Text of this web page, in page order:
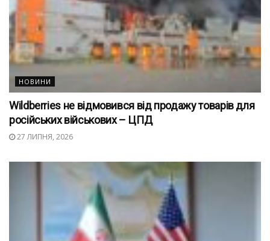
НОВИНИ
Wildberries не відмовився від продажу товарів для
російських військових – ЦПД
27 ЛИПНЯ, 2026